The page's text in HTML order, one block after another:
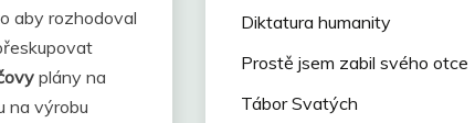
aby rozhodoval
plány na
na výrobu
Diktatura humanity
Prostě jsem zabil svého otce
Tábor Svatých